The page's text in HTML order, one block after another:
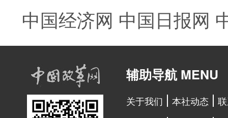
中国经济网 中国日报网
辅助导航 MENU
关于我们 本社动态